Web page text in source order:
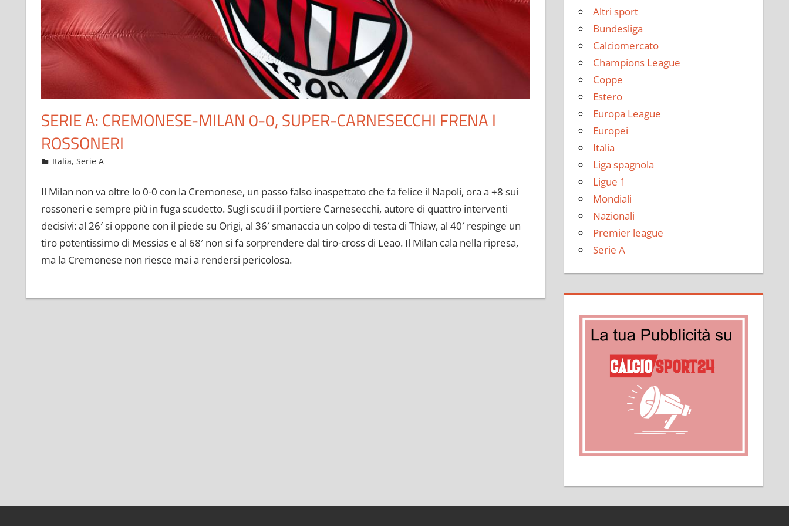
SERIE A: CREMONESE-MILAN 0-0, SUPER-CARNESECCHI FRENA I
ROSSONERI
Novembre 9, 2022
admin
Italia,Serie A
Il Milan non va oltre lo 0-0 con la Cremonese, un passo falso inaspettato che fa felice il Napoli, ora a +8 sui
rossoneri e sempre più in fuga scudetto. Sugli scudi il portiere Carnesecchi, autore di quattro interventi
decisivi: al 26′ si oppone con il piede su Origi, al 36′ smanaccia un colpo di testa di Thiaw, al 40′ respinge un
tiro potentissimo di Messias e al 68′ non si fa sorprendere dal tiro-cross di Leao. Il Milan cala nella ripresa,
ma la Cremonese non riesce mai a rendersi pericolosa.
Altri sport
Bundesliga
Calciomercato
Champions League
Coppe
Estero
Europa League
Europei
Italia
Liga spagnola
Ligue 1
Mondiali
Nazionali
Premier league
Serie A